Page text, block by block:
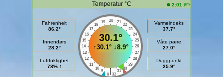
Temperatur °C
2:01 pm
Fahrenheit
86.2°
Innendørs
28.2°
Luftfuktighet
78% ↑
20
19 21
18
22
17
23
16
24
15
25
14
26
13
27
12
28
11
29
10
30
9 31
|
8 32
30.1°
↑30.1°↓8.9°
Varmeindeks
37.7°
Våte pære
27.0°
Duggpunkt
25.9°